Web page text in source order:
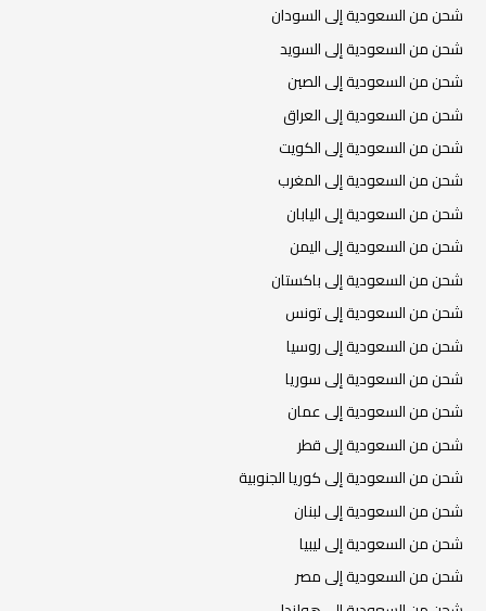
شحن من السعودية إلى السودان
شحن من السعودية إلى السويد
شحن من السعودية إلى الصين
شحن من السعودية إلى العراق
شحن من السعودية إلى الكويت
شحن من السعودية إلى المغرب
شحن من السعودية إلى اليابان
شحن من السعودية إلى اليمن
شحن من السعودية إلى باكستان
شحن من السعودية إلى تونس
شحن من السعودية إلى روسيا
شحن من السعودية إلى سوريا
شحن من السعودية إلى عمان
شحن من السعودية إلى قطر
شحن من السعودية إلى كوريا الجنوبية
شحن من السعودية إلى لبنان
شحن من السعودية إلى ليبيا
شحن من السعودية إلى مصر